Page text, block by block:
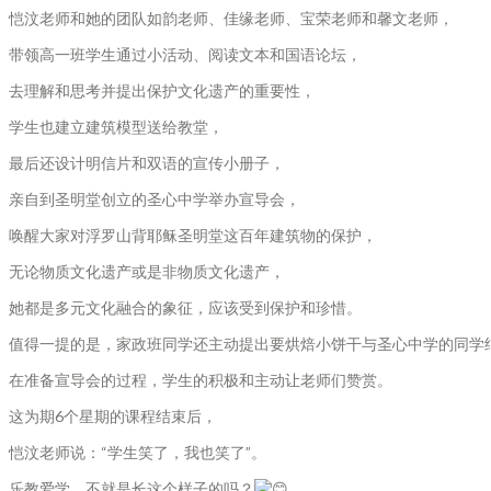
恺汶老师和她的团队如韵老师、佳缘老师、宝荣老师和馨文老师，
带领高一班学生通过小活动、阅读文本和国语论坛，
去理解和思考并提出保护文化遗产的重要性，
学生也建立建筑模型送给教堂，
最后还设计明信片和双语的宣传小册子，
亲自到圣明堂创立的圣心中学举办宣导会，
唤醒大家对浮罗山背耶稣圣明堂这百年建筑物的保护，
无论物质文化遗产或是非物质文化遗产，
她都是多元文化融合的象征，应该受到保护和珍惜。
值得一提的是，家政班同学还主动提出要烘焙小饼干与圣心中学的同学
在准备宣导会的过程，学生的积极和主动让老师们赞赏。
这为期6个星期的课程结束后，
恺汶老师说：“学生笑了，我也笑了”。